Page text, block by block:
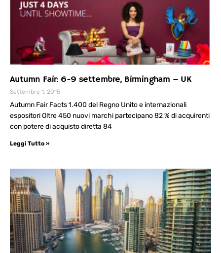
Autumn Fair: 6-9 settembre, Birmingham – UK
Settembre 1, 2015
Autumn Fair Facts 1.400 del Regno Unito e internazionali
espositori Oltre 450 nuovi marchi partecipano 82 % di acquirenti
con potere di acquisto diretta 84
Leggi Tutto »